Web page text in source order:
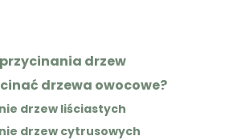
drzew
drzewa owocowe?
drzew liściastych
drzew cytrusowych